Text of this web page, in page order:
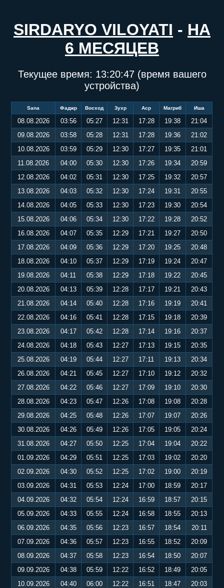
SIRDARYO VILOYATI - НА
6 МЕСЯЦЕВ
Текущее время: 13:20:47(время вашего
устройства)
Sana Фаджр Восход Зухр Аср Магриб Иша
08.08.2026 03:56 05:27 12:31 17:28 19:38
21:04
09.08.2026
03:58 05:28 12:31 17:28 19:36
21:02
10.08.2026
03:59 05:29 12:30 17:27 19:35
21:01
11.08.2026
04:00 05:30 12:30 17:26 19:34
20:59
12.08.2026
04:02 05:31 12:30 17:25 19:32
20:57
13.08.2026
04:03 05:32 12:30 17:24 19:31
20:55
14.08.2026
04:05 05:33 12:30 17:23 19:30
20:54
15.08.2026
04:06 05:34 12:30 17:22 19:28
20:52
16.08.2026
04:07 05:35 12:29 17:21 19:27
20:50
17.08.2026
04:09 05:36 12:29 17:20 19:25
20:48
18.08.2026
04:10 05:37 12:29 17:19 19:24
20:47
19.08.2026
04:11 05:38 12:29 17:18 19:22
20:45
20.08.2026
04:13 05:39 12:28 17:17 19:21
20:43
21.08.2026
04:14 05:40 12:28 17:16 19:19
20:41
22.08.2026
04:16 05:41 12:28 17:15 19:18
20:39
23.08.2026
04:17 05:42 12:28 17:14 19:16
20:37
24.08.2026
04:18 05:43 12:27 17:13 19:15
20:35
25.08.2026
04:19 05:44 12:27 17:11 19:13
20:34
26.08.2026
04:21 05:45 12:27 17:10 19:12
20:32
27.08.2026
04:22 05:46 12:27 17:09 19:10
20:30
28.08.2026
04:23 05:47 12:26 17:08 19:08
20:28
29.08.2026
04:25 05:48 12:26 17:07 19:07
20:26
30.08.2026
04:26 05:49 12:26 17:05 19:05
20:24
31.08.2026
04:27 05:50 12:25 17:04 19:04
20:22
01.09.2026
04:29 05:51 12:25 17:03 19:02
20:20
02.09.2026
04:30 05:52 12:25 17:02 19:00
20:19
03.09.2026
04:31 05:53 12:24 17:00 18:59
20:17
04.09.2026
04:32 05:54 12:24 16:59 18:57
20:15
05.09.2026
04:33 05:55 12:24 16:58 18:55
20:13
06.09.2026
04:35 05:56 12:23 16:57 18:54
20:11
07.09.2026
04:36 05:57 12:23 16:55 18:52
20:09
08.09.2026
04:37 05:58 12:23 16:54 18:50
20:07
09.09.2026
04:38 05:59 12:22 16:52 18:49
20:05
10.09.2026
04:40 06:00 12:22 16:51 18:47
20:03